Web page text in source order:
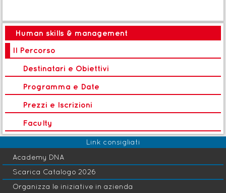
B Seminario
LP 070-Toyota Kata
Human skills & management
Il Percorso
Destinatari e Obiettivi
Programma e Date
Prezzi e Iscrizioni
Faculty
Link consigliati
Academy DNA
Scarica Catalogo 2026
Organizza le iniziative in azienda